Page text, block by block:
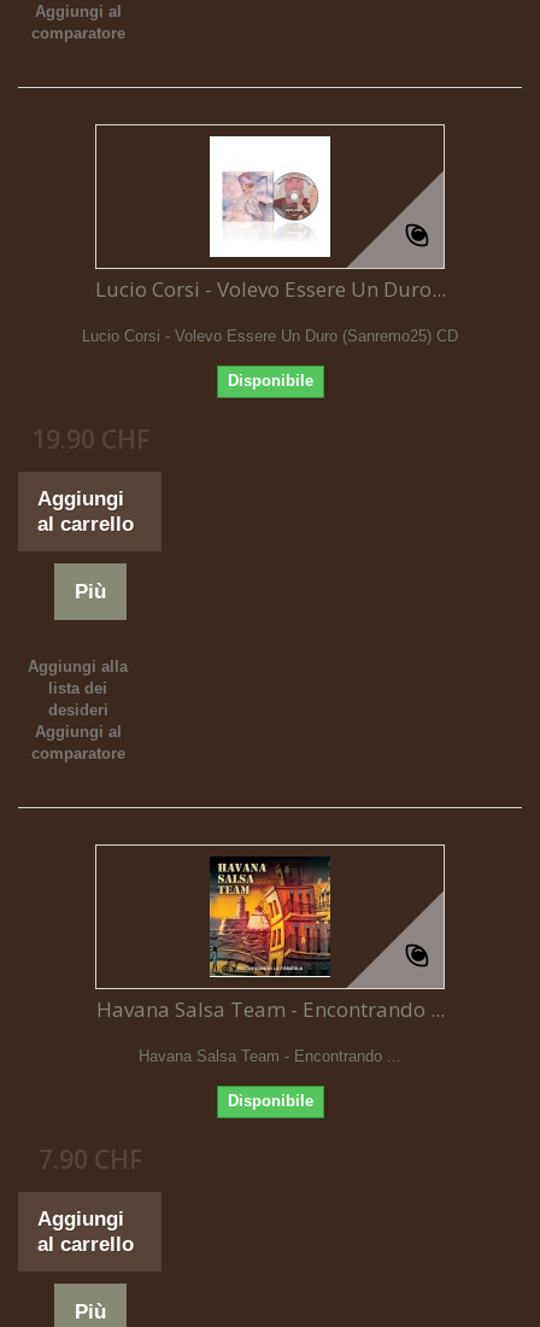
Aggiungi al
comparatore
Lucio Corsi - Volevo Essere Un Duro...
Lucio Corsi - Volevo Essere Un Duro (Sanremo25) CD
Disponibile
19.90 CHF
Aggiungi
al carrello
Più
Aggiungi alla
lista dei
desideri
Aggiungi al
comparatore
Havana Salsa Team - Encontrando ...
Havana Salsa Team - Encontrando ...
Disponibile
7.90 CHF
Aggiungi
al carrello
Più